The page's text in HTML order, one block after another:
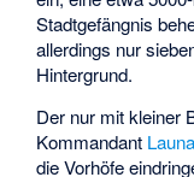
Stadtgefängnis
allerdings nur
Hintergrund.
Der nur mit kleiner
Kommandant
die Vorhöfe